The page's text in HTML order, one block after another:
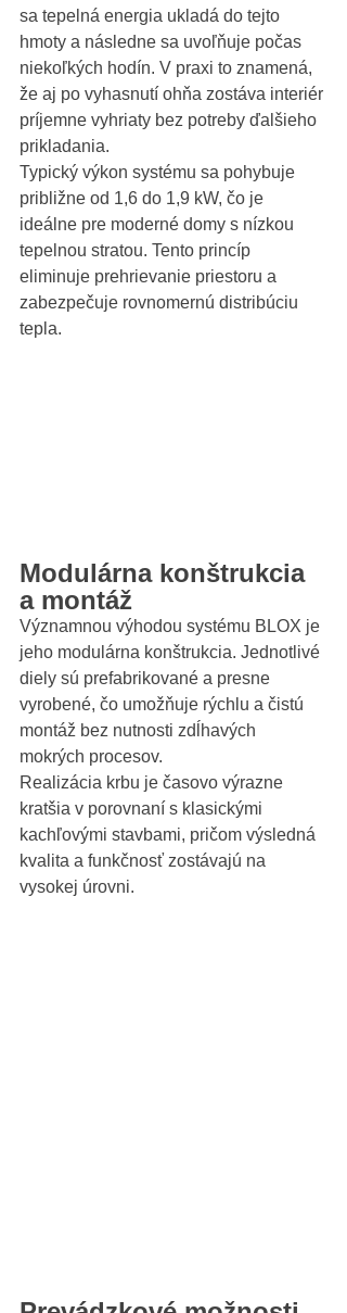
sa tepelná energia ukladá do tejto
hmoty a následne sa uvoľňuje počas
niekoľkých hodín. V praxi to znamená,
že aj po vyhasnutí ohňa zostáva interiér
príjemne vyhriaty bez potreby ďalšieho
prikladania.
Typický výkon systému sa pohybuje
približne od 1,6 do 1,9 kW, čo je
ideálne pre moderné domy s nízkou
tepelnou stratou. Tento princíp
eliminuje prehrievanie priestoru a
zabezpečuje rovnomernú distribúciu
tepla.
Modulárna konštrukcia
a montáž
Významnou výhodou systému BLOX je
jeho modulárna konštrukcia. Jednotlivé
diely sú prefabrikované a presne
vyrobené, čo umožňuje rýchlu a čistú
montáž bez nutnosti zdĺhavých
mokrých procesov.
Realizácia krbu je časovo výrazne
kratšia v porovnaní s klasickými
kachľovými stavbami, pričom výsledná
kvalita a funkčnosť zostávajú na
vysokej úrovni.